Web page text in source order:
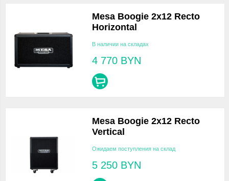
Mesa Boogie 2x12 Recto
Horizontal
В наличии на складах
4 770 BYN
Mesa Boogie 2x12 Recto
Vertical
Ожидаем поступления на склад
5 250 BYN